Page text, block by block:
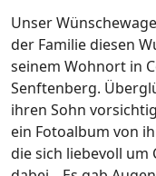
Unser
der Familie diesen
seinem Wohnort in
Senftenberg.
ihren Sohn
ein Fotoalbum von
die sich liebevoll